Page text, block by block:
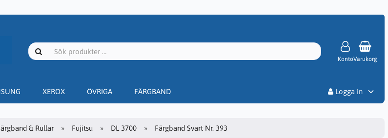
KontoVarukorg
XEROX ÖVRIGA FÄRGBAND
Logga in
& Rullar Fujitsu DL 3700 Färgband Svart Nr. 393